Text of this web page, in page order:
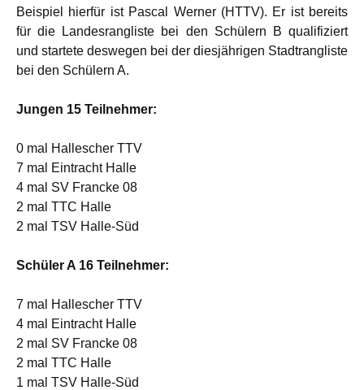
Beispiel hierfür ist Pascal Werner (HTTV). Er ist bereits
für die Landesrangliste bei den Schülern B qualifiziert
und startete deswegen bei der diesjährigen Stadtrangliste
bei den Schülern A.
Jungen 15 Teilnehmer:
0 mal Hallescher TTV
7 mal Eintracht Halle
4 mal SV Francke 08
2 mal TTC Halle
2 mal TSV Halle-Süd
Schüler A 16 Teilnehmer:
7 mal Hallescher TTV
4 mal Eintracht Halle
2 mal SV Francke 08
2 mal TTC Halle
1 mal TSV Halle-Süd